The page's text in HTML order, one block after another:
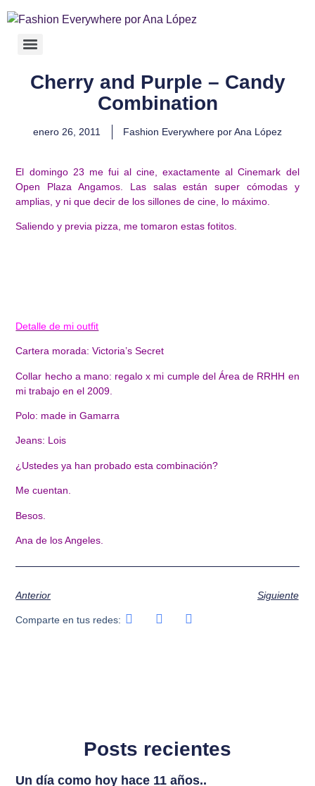
Cherry and Purple – Candy
Combination
enero 26, 2011 Fashion Everywhere por Ana López
El domingo 23 me fui al cine, exactamente al Cinemark del
Open Plaza Angamos. Las salas están super cómodas y
amplias, y ni que decir de los sillones de cine, lo máximo.
Saliendo y previa pizza, me tomaron estas fotitos.
Detalle de mi outfit
Cartera morada: Victoria’s Secret
Collar hecho a mano: regalo x mi cumple del Área de RRHH en
mi trabajo en el 2009.
Polo: made in Gamarra
Jeans: Lois
¿Ustedes ya han probado esta combinación?
Me cuentan.
Besos.
Ana de los Angeles.
Anterior Siguiente
Comparte en tus redes:
Posts recientes
Un día como hoy hace 11 años..